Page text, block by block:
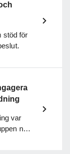
nu.
stöd för
var
när